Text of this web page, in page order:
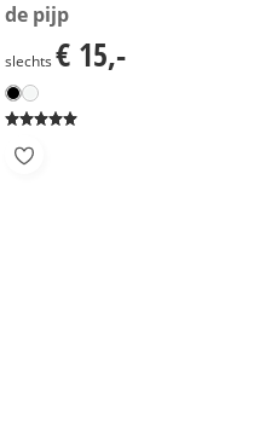
de pijp
€ 15,-
slechts € 15,-